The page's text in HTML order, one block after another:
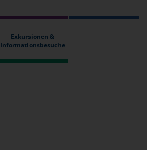
Exkursionen &
Informationsbesuche